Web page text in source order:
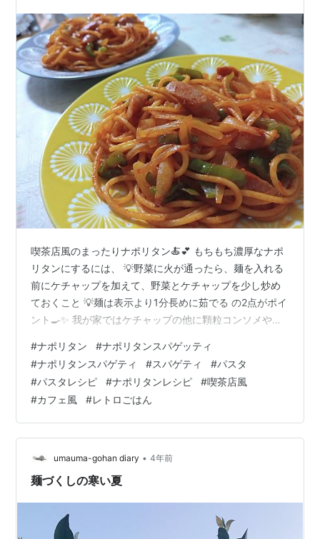
喫茶店風のまったりナポリタン🍝💕 もちもち濃厚なナポ
リタンにするには、 💡野菜に火が通ったら、麺を入れる
前にケチャップを加えて、野菜とケチャップを少し炒め
ておくこと 💡麺は表示より1分長めに茹でる の2点がポイ
ント🍳✨ 我が家ではケチャップの他に顆粒コンソメやす
買った少し太めの麺を使ったのでさらにもちもち❤ 仕事
の合間の良い息抜きになりましたー🎶
#ナポリタン #ナポリタンスパゲッティ
#ナポリタンスパゲティ #スパゲティ #パスタ
#パスタレシピ #ナポリタンレシピ #喫茶店風
#カフェ風 #レトロごはん
umauma-gohan diary • 4年前
麺づくしの寒い夏